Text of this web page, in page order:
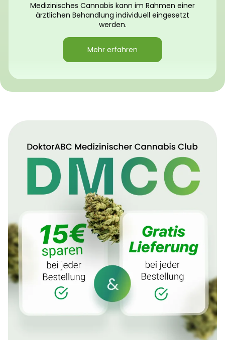
Medizinisches Cannabis kann im Rahmen einer
ärztlichen Behandlung individuell eingesetzt
werden.
Mehr erfahren